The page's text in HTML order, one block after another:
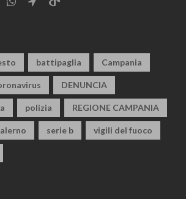
battipaglia Campania
DENUNCIA
polizia REGIONE CAMPANIA
serie b vigili del fuoco